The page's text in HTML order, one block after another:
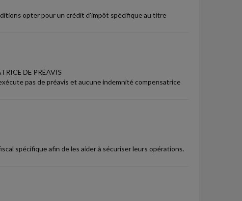
opter pour un crédit d'impôt spécifique au titre
DE PRÉAVIS
pas de préavis et aucune indemnité compensatrice
spécifique afin de les aider à sécuriser leurs opérations.